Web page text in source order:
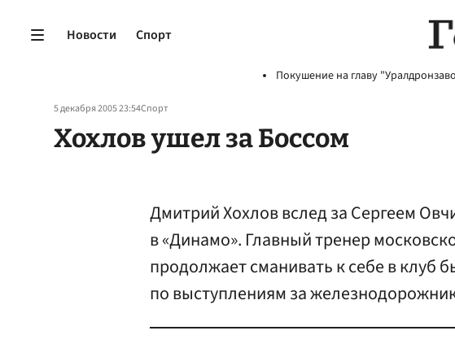
Новости Спорт
Покушение на главу
5 декабря 2005 23:54Спорт
Хохлов ушел за Боссом
Дмитрий Хохлов вслед за Сергеем
в «Динамо». Главный тренер
продолжает сманивать к себе в клуб
по выступлениям за